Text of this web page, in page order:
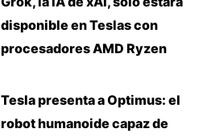
disponible en Teslas con
procesadores AMD Ryzen
Tesla presenta a Optimus: el
robot humanoide capaz de